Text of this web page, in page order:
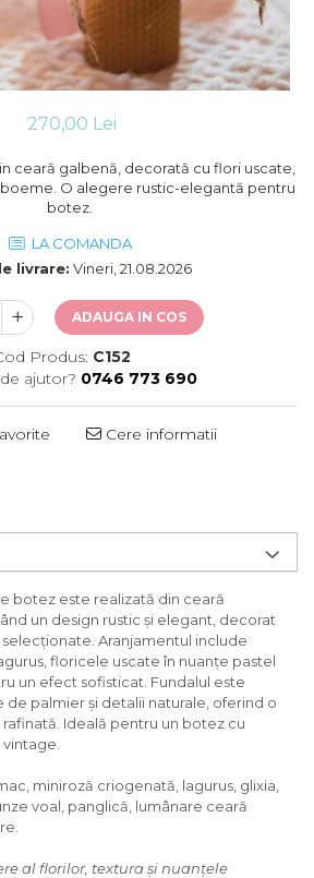
270,00 Lei
ceară galbenă, decorată cu flori uscate,
O alegere rustic-elegantă pentru
botez.
LA COMANDA
livrare: Vineri, 21.08.2026
ADAUGA IN COS
Produs: C152
ajutor? 0746 773 690
Cere informatii
botez este realizată din ceară
un design rustic și elegant, decorat
Aranjamentul include
floricele uscate în nuanțe pastel
un efect sofisticat. Fundalul este
palmier și detalii naturale, oferind o
Ideală pentru un botez cu
miniroză criogenată, lagurus, glixia,
voal, panglică, lumânare ceară
al florilor, textura și nuanțele